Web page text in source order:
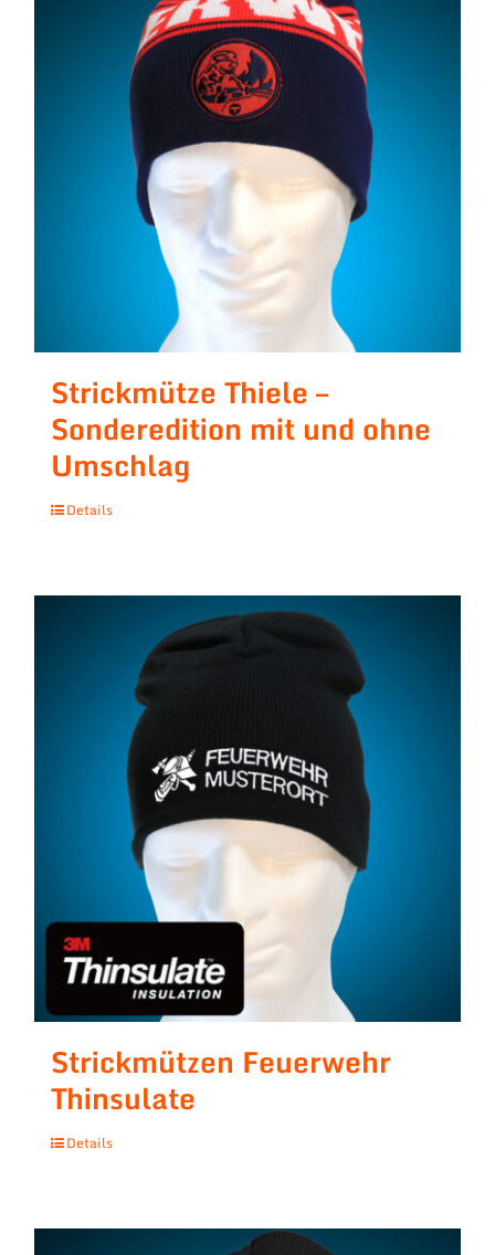
Strickmütze Thiele –
Sonderedition mit und ohne
Umschlag
Details
Strickmützen Feuerwehr
Thinsulate
Details